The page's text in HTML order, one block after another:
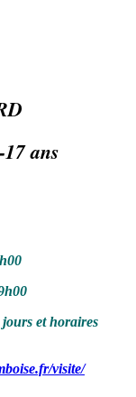
ans
jours et horaires
visite/